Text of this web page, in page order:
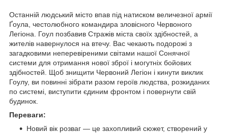
Останній людський місто впав під натиском величезної армії
Ґоула, честолюбного командира зловісного Червоного
Легіона. Гоул позбавив Стражів міста своїх здібностей, а
жителів навернулося на втечу. Вас чекають подорожі з
загадковими неперевіреними світами нашої Сонячної
системи для отримання нової зброї і могутніх бойових
здібностей. Щоб знищити Червоний Легіон і кинути виклик
Гоулу, ви повинні зібрати разом героїв людства, розкиданих
по системі, виступити єдиним фронтом і повернути свій
будинок.
Переваги:
Новий вік розваг — це захопливий сюжет, створений у